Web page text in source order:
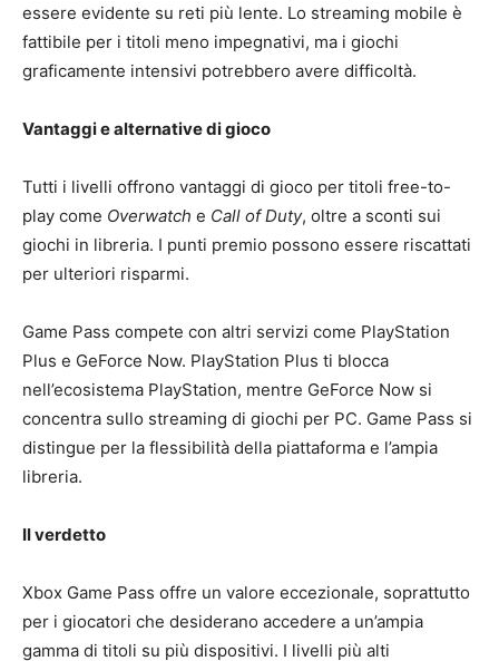
essere evidente su reti più lente. Lo streaming mobile è
fattibile per i titoli meno impegnativi, ma i giochi
graficamente intensivi potrebbero avere difficoltà.
Vantaggi e alternative di gioco
Tutti i livelli offrono vantaggi di gioco per titoli free-to-
play come Overwatch e Call of Duty, oltre a sconti sui
giochi in libreria. I punti premio possono essere riscattati
per ulteriori risparmi.
Game Pass compete con altri servizi come PlayStation
Plus e GeForce Now. PlayStation Plus ti blocca
nell’ecosistema PlayStation, mentre GeForce Now si
concentra sullo streaming di giochi per PC. Game Pass si
distingue per la flessibilità della piattaforma e l’ampia
libreria.
Il verdetto
Xbox Game Pass offre un valore eccezionale, soprattutto
per i giocatori che desiderano accedere a un’ampia
gamma di titoli su più dispositivi. I livelli più alti